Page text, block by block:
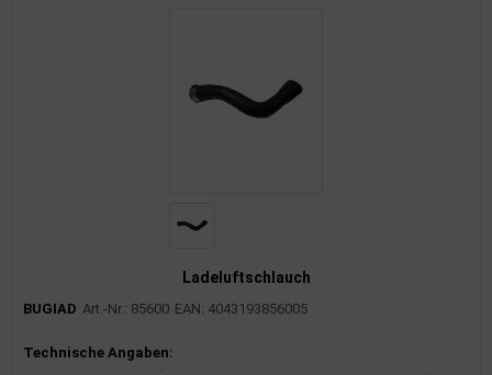
Ladeluftschlauch
BUGIAD Art.-Nr.: 85600 EAN: 4043193856005
Produktinformationen
Technische Angaben: